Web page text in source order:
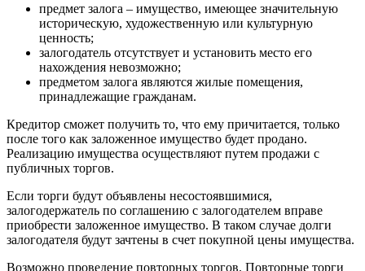
предмет залога – имущество, имеющее значительную
историческую, художественную или культурную
ценность;
залогодатель отсутствует и установить место его
нахождения невозможно;
предметом залога являются жилые помещения,
принадлежащие гражданам.
Кредитор сможет получить то, что ему причитается, только
после того как заложенное имущество будет продано.
Реализацию имущества осуществляют путем продажи с
публичных торгов.
Если торги будут объявлены несостоявшимися,
залогодержатель по соглашению с залогодателем вправе
приобрести заложенное имущество. В таком случае долги
залогодателя будут зачтены в счет покупной цены имущества.
Возможно проведение повторных торгов. Повторные торги